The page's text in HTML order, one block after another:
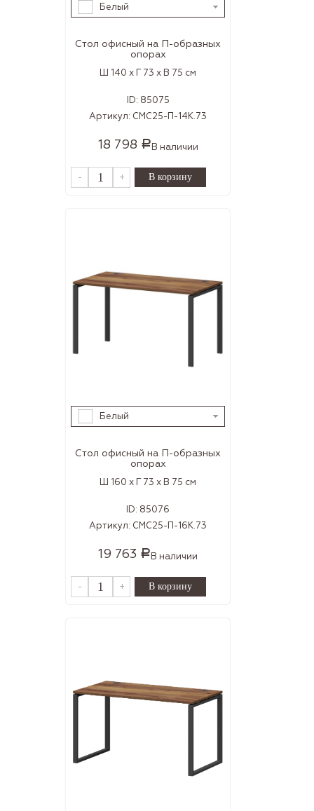
Белый
Стол офисный на П-образных
опорах
Ш 140 x Г 73 x В 75 см
ID: 85075
Артикул: СМС25-П-14К.73
18 798 Р В наличии
- +
Белый
Стол офисный на П-образных
опорах
Ш 160 x Г 73 x В 75 см
ID: 85076
Артикул: СМС25-П-16К.73
19 763 Р В наличии
- +